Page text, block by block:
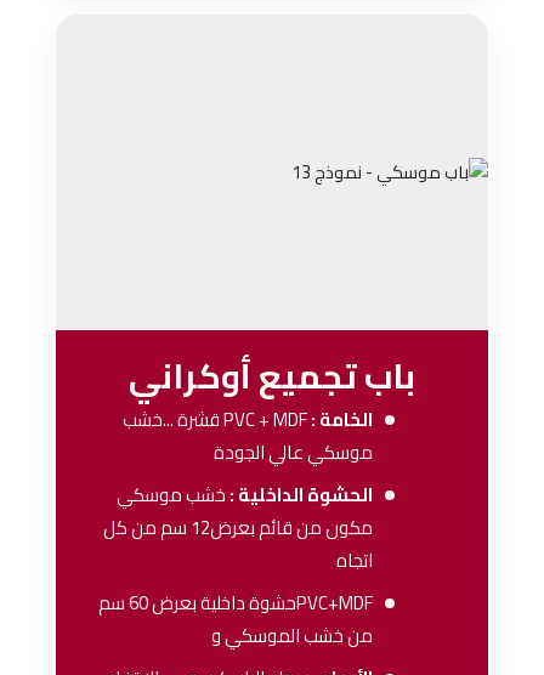
باب تجميع أوكراني
الخامة :PVC + MDFقشرة ...خشب
موسكي عالي الجودة
الحشوة الداخلية :خشب موسكي
مكون من قائم بعرض12 سم من كل
اتجاه
PVC+MDFحشوة داخلية بعرض 60 سم
من خشب الموسكي و